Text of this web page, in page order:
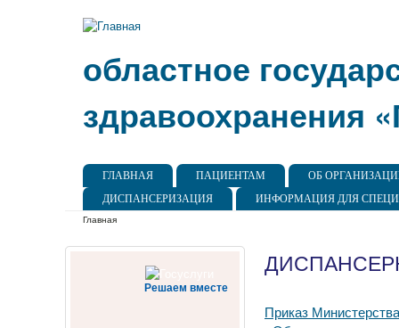
областное
здравоохранения
Главное меню
ГЛАВНАЯ ПАЦИЕНТАМ
ОБ
ДИСПАНСЕРИЗАЦИЯ
ИНФОРМАЦИЯ ДЛЯ
Вы здесь
Главная
Приказ
Решаем вместе